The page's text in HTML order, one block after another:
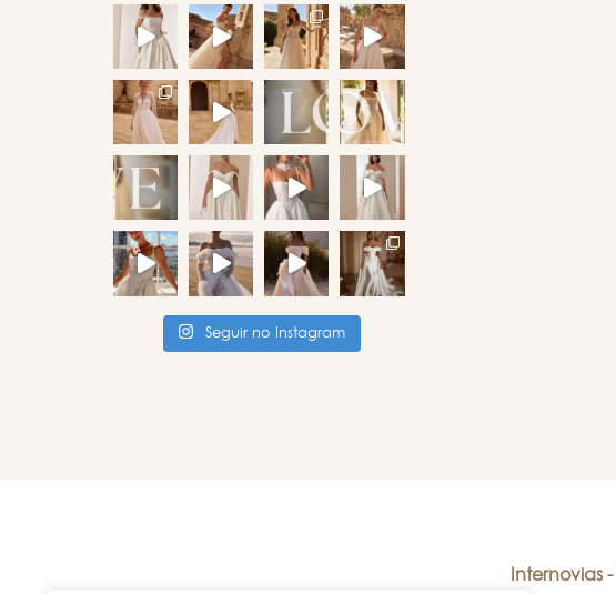
Seguir no Instagram
Internovias -